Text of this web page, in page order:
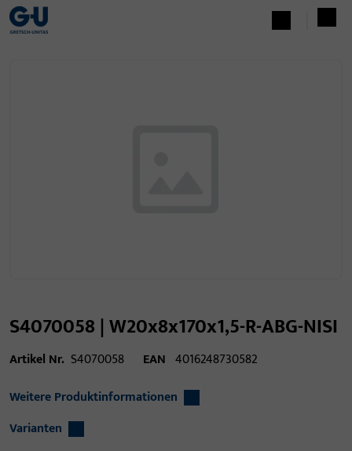
S4070058 | W20x8x170x1,5-R-ABG-NISI
Artikel Nr. S4070058 EAN 4016248730582
Weitere Produktinformationen
Varianten